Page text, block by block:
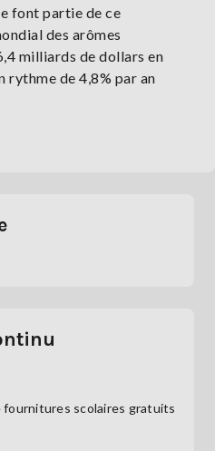
font partie de ce
des arômes
milliards de dollars en
de 4,8% par an
scolaires gratuits